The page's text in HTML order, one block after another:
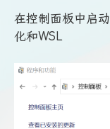
在控制面板中启
化和WSL